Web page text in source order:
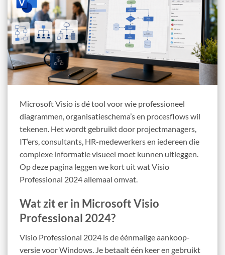
Microsoft Visio is dé tool voor wie professioneel
diagrammen, organisatieschema’s en procesflows wil
tekenen. Het wordt gebruikt door projectmanagers,
IT’ers, consultants, HR-medewerkers en iedereen die
complexe informatie visueel moet kunnen uitleggen.
Op deze pagina leggen we kort uit wat Visio
Professional 2024 allemaal omvat.
Wat zit er in Microsoft Visio
Professional 2024?
Visio Professional 2024 is de éénmalige aankoop-
versie voor Windows. Je betaalt één keer en gebruikt